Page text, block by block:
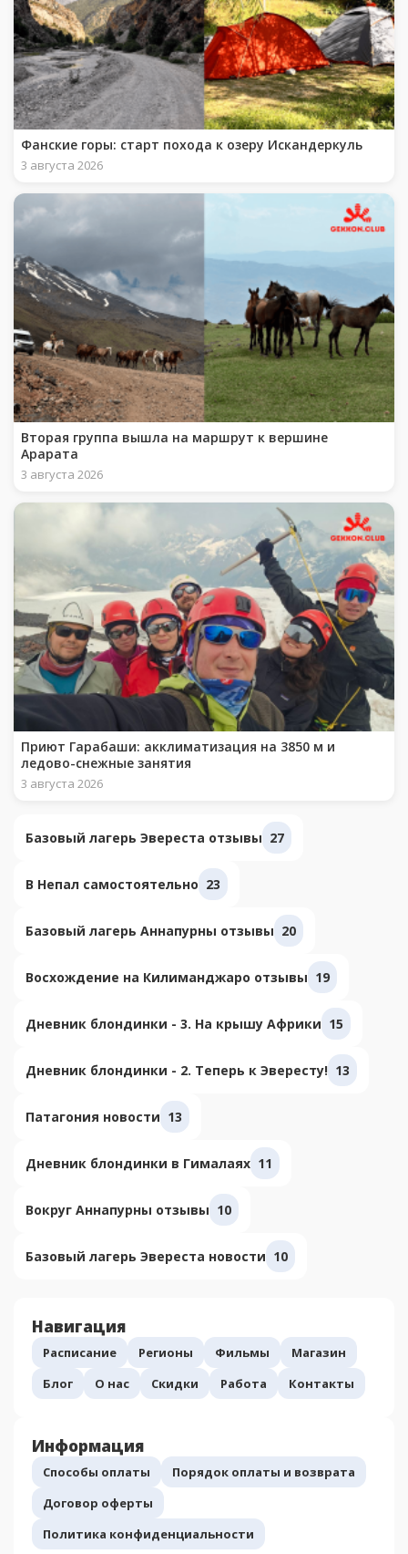
Фанские горы: старт похода к озеру Искандеркуль
3 августа 2026
Вторая группа вышла на маршрут к вершине
Арарата
3 августа 2026
Приют Гарабаши: акклиматизация на 3850 м и
ледово-снежные занятия
3 августа 2026
Базовый лагерь Эвереста отзывы 27
В Непал самостоятельно 23
Базовый лагерь Аннапурны отзывы 20
Восхождение на Килиманджаро отзывы 19
Дневник блондинки - 3. На крышу Африки 15
Дневник блондинки - 2. Теперь к Эвересту! 13
Патагония новости 13
Дневник блондинки в Гималаях 11
Вокруг Аннапурны отзывы 10
Базовый лагерь Эвереста новости 10
Навигация
Расписание Регионы Фильмы
Магазин
Блог
О нас Скидки Работа Контакты
Информация
Способы оплаты
Порядок оплаты и возврата
Договор оферты
Политика конфиденциальности